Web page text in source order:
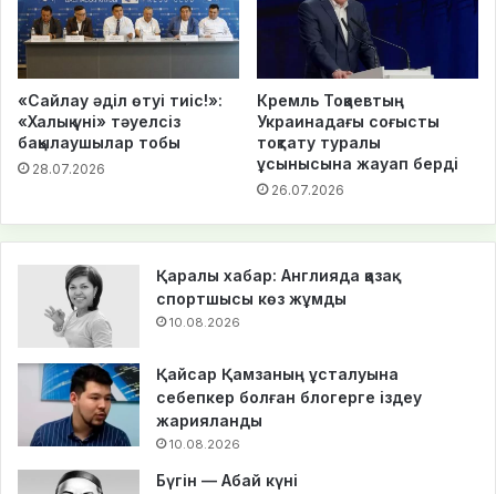
«Сайлау әділ өтуі тиіс!»:
«Халық үні» тәуелсіз
бақылаушылар тобы
28.07.2026
Кремль Тоқаевтың
Украинадағы соғысты
тоқтату туралы
ұсынысына жауап берді
26.07.2026
Қаралы хабар: Англияда қазақ
спортшысы көз жұмды
10.08.2026
Қайсар Қамзаның ұсталуына
себепкер болған блогерге іздеу
жарияланды
10.08.2026
Бүгін — Абай күні